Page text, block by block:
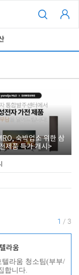
숙박업소 위한 삼
제품 특가 개시>
1 / 3
라움
텔라움 청소팀(부부/
합니다.